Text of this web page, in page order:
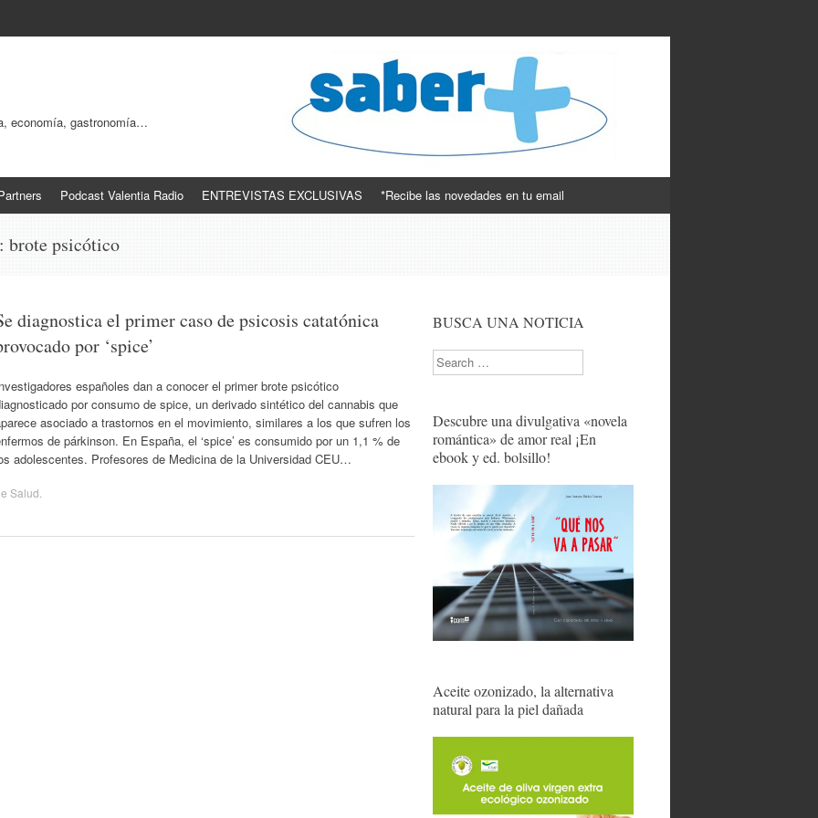
economía, gastronomía…
Podcast Valentia Radio ENTREVISTAS EXCLUSIVAS *Recibe las novedades en tu email
brote psicótico
diagnostica el primer caso de psicosis catatónica
por ‘spice’
españoles dan a conocer el primer brote psicótico
por consumo de spice, un derivado sintético del cannabis que
asociado a trastornos en el movimiento, similares a los que sufren los
de párkinson. En España, el ‘spice’ es consumido por un 1,1 % de
adolescentes. Profesores de Medicina de la Universidad CEU…
Salud
BUSCA UNA NOTICIA
Search
Descubre una divulgativa «novela
romántica» de amor real ¡En
ebook y ed. bolsillo!
Aceite ozonizado, la alternativa
natural para la piel dañada